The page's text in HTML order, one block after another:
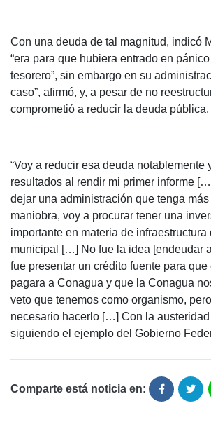
Con una deuda de tal magnitud, indicó
“era para que hubiera entrado en
tesorero”, sin embargo en su
caso”, afirmó, y, a pesar de no
comprometió a reducir la deuda pública.
“Voy a reducir esa deuda notablemente
resultados al rendir mi primer informe
dejar una administración que tenga
maniobra, voy a procurar tener una
importante en materia de
municipal […] No fue la idea [endeudar
fue presentar un crédito fuente para
pagara a Conagua y que la Conagua
veto que tenemos como organismo,
necesario hacerlo […] Con la
siguiendo el ejemplo del Gobierno
Comparte está noticia en: